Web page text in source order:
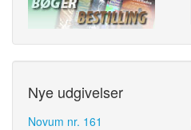
Nye udgivelser
Novum nr. 161